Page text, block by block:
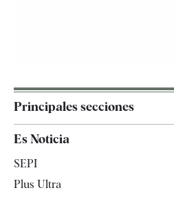
Principales secciones
España
Es Noticia
SEPI
Plus Ultra